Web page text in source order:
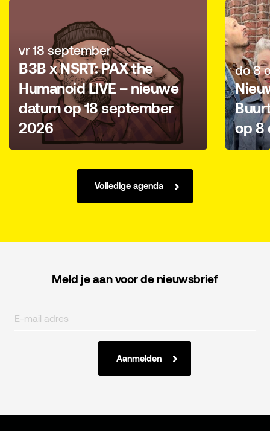
vr 18 september
B3B x NSRT: PAX the
Humanoid LIVE – nieuwe
datum op 18 september
2026
do 8
op 8
Volledige agenda
Meld je aan voor de nieuwsbrief
Aanmelden